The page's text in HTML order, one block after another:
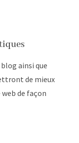
ainsi que
de mieux
de façon